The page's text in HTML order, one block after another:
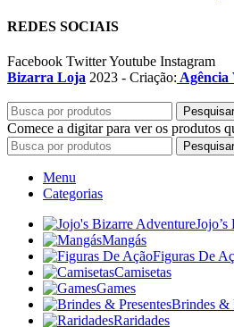
REDES SOCIAIS
Facebook TwitterYoutube Instagram
Bizarra Loja 2023 - Criação: Agência
Pesquisar
Comece a digitar para ver os produtos
Pesquisar
Menu
Categorias
Mangás
Figuras De
Camisetas
Games
Brindes &
Raridades